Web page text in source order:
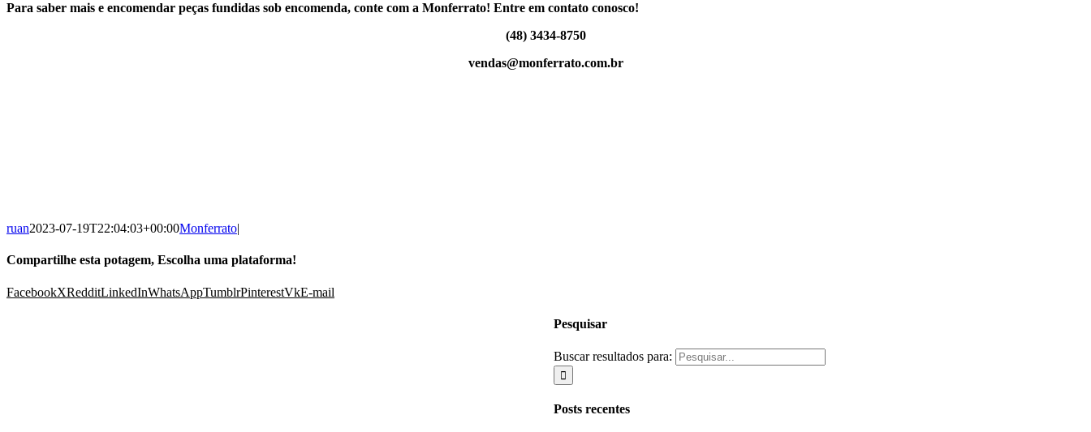
Para saber mais e encomendar peças fundidas sob encomenda, conte com a Monferrato! Entre em contato conosco!
(48) 3434-8750
vendas@monferrato.com.br
ruan2023-07-19T22:04:03+00:00Monferrato|
Compartilhe esta potagem, Escolha uma plataforma!
FacebookXRedditLinkedInWhatsAppTumblrPinterestVkE-mail
Pesquisar
Buscar resultados para:
Posts recentes